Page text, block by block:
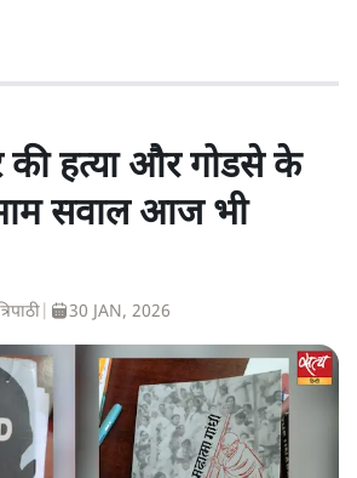
की हत्या और गोडसे के
सवाल आज भी
30 JAN, 2026